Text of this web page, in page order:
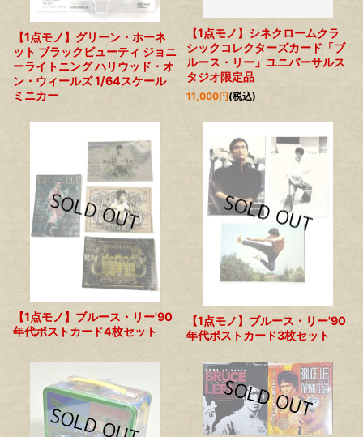
【1点モノ】グリーン・ホーネ
ット ブラックビューティ ジョニ
ーライトニング ハリウッド・オ
ン・ウィールズ 1/64スケール
ミニカー
【1点モノ】シネクロームクラ
シックコレクターズカード「ブ
ルース・リー」ユニバーサルス
タジオ限定品
11,000円(税込)
【1点モノ】ブルース・リー'90
年代ポストカード4枚セット
【1点モノ】ブルース・リー'90
年代ポストカード3枚セット